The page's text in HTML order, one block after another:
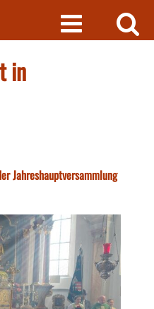
in
Jahreshauptversammlung